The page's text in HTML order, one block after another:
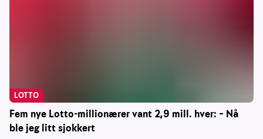
Fem nye Lotto-millionærer vant 2,9 mill. hver: – Nå
ble jeg litt sjokkert
LOTTO